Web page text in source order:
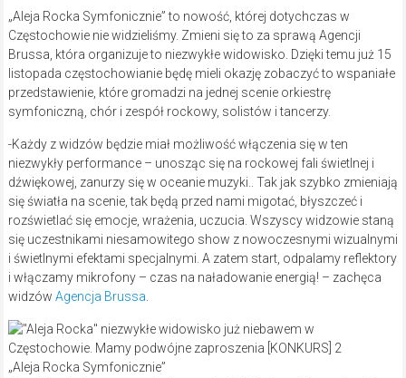
„Aleja Rocka Symfonicznie” to nowość, której dotychczas w
Częstochowie nie widzieliśmy. Zmieni się to za sprawą Agencji
Brussa, która organizuje to niezwykłe widowisko. Dzięki temu już 15
listopada częstochowianie będę mieli okazję zobaczyć to wspaniałe
przedstawienie, które gromadzi na jednej scenie orkiestrę
symfoniczną, chór i zespół rockowy, solistów i tancerzy.
-Każdy z widzów będzie miał możliwość włączenia się w ten
niezwykły performance – unosząc się na rockowej fali świetlnej i
dźwiękowej, zanurzy się w oceanie muzyki.. Tak jak szybko zmieniają
się światła na scenie, tak będą przed nami migotać, błyszczeć i
rozświetlać się emocje, wrażenia, uczucia. Wszyscy widzowie staną
się uczestnikami niesamowitego show z nowoczesnymi wizualnymi
i świetlnymi efektami specjalnymi. A zatem start, odpalamy reflektory
i włączamy mikrofony – czas na naładowanie energią! – zachęca
widzów Agencja Brussa
„Aleja Rocka Symfonicznie”